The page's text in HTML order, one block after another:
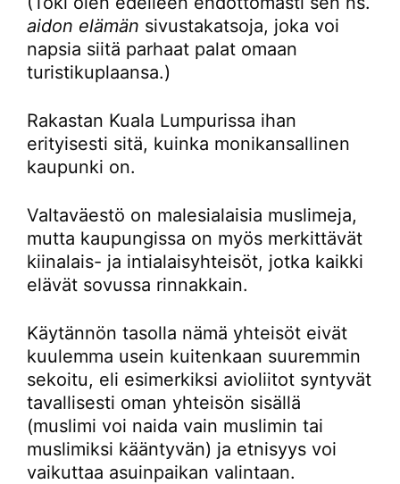
aidon elämän sivustakatsoja, joka voi
napsia siitä parhaat palat omaan
turistikuplaansa.)
Rakastan Kuala Lumpurissa ihan
erityisesti sitä, kuinka monikansallinen
kaupunki on.
Valtaväestö on malesialaisia muslimeja,
mutta kaupungissa on myös merkittävät
kiinalais- ja intialaisyhteisöt, jotka kaikki
elävät sovussa rinnakkain.
Käytännön tasolla nämä yhteisöt eivät
kuulemma usein kuitenkaan suuremmin
sekoitu, eli esimerkiksi avioliitot syntyvät
tavallisesti oman yhteisön sisällä
(muslimi voi naida vain muslimin tai
muslimiksi kääntyvän) ja etnisyys voi
vaikuttaa asuinpaikan valintaan.